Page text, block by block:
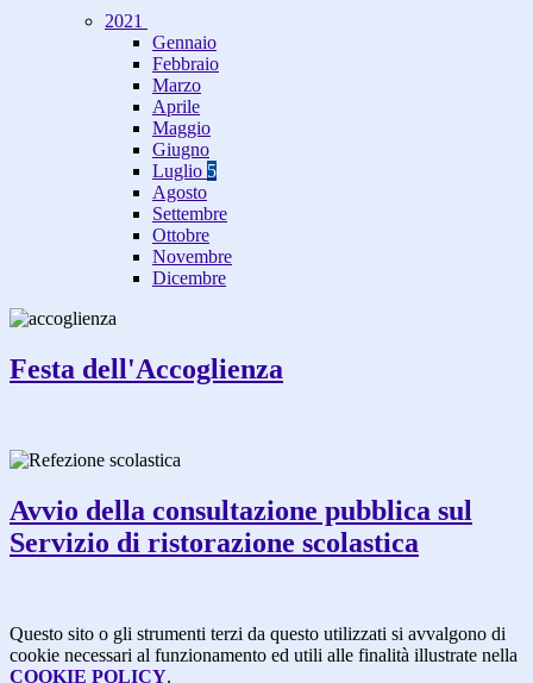
2021
Gennaio
Febbraio
Marzo
Aprile
Maggio
Giugno
Luglio 5
Agosto
Settembre
Ottobre
Novembre
Dicembre
Festa dell'Accoglienza
Avvio della consultazione pubblica sul
Servizio di ristorazione scolastica
Questo sito o gli strumenti terzi da questo utilizzati si avvalgono di
cookie necessari al funzionamento ed utili alle finalità illustrate nella
COOKIE POLICY.